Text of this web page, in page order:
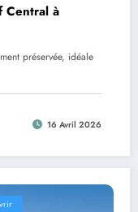
Central à
préservée, idéale
16 Avril 2026